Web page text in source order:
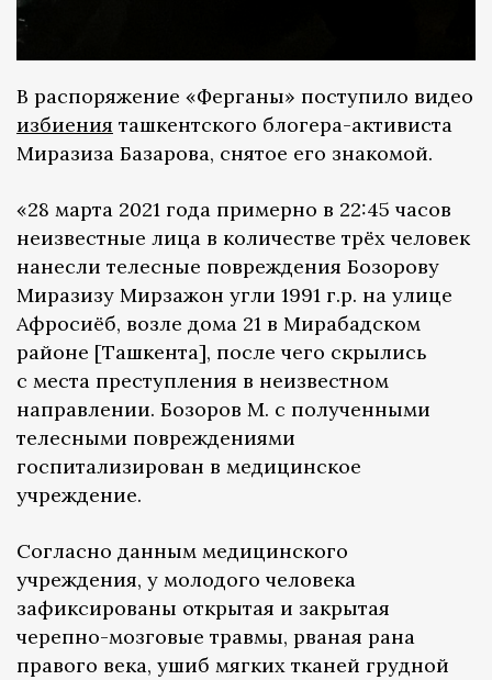
В распоряжение «Ферганы» поступило видео
избиения ташкентского блогера-активиста
Миразиза Базарова, снятое его знакомой.
«28 марта 2021 года примерно в 22:45 часов
неизвестные лица в количестве трёх человек
нанесли телесные повреждения Бозорову
Миразизу Мирзажон угли 1991 г.р. на улице
Афросиёб, возле дома 21 в Мирабадском
районе [Ташкента], после чего скрылись
с места преступления в неизвестном
направлении. Бозоров М. с полученными
телесными повреждениями
госпитализирован в медицинское
учреждение.
Согласно данным медицинского
учреждения, у молодого человека
зафиксированы открытая и закрытая
черепно-мозговые травмы, рваная рана
правого века, ушиб мягких тканей грудной